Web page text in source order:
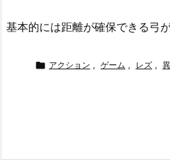
基本的には距離が確保できる弓
 アクション , ゲーム , レズ ,